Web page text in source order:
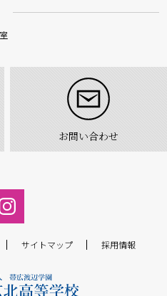
お問い合わせ
サイトマップ 採用情報